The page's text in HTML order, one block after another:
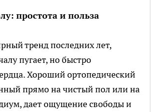
простота и польза
тренд последних лет,
пугает, но быстро
Хороший ортопедический
прямо на чистый пол или на
дает ощущение свободы и